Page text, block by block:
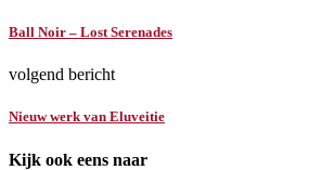
Ball Noir – Lost Serenades
volgend bericht
Nieuw werk van Eluveitie
Kijk ook eens naar